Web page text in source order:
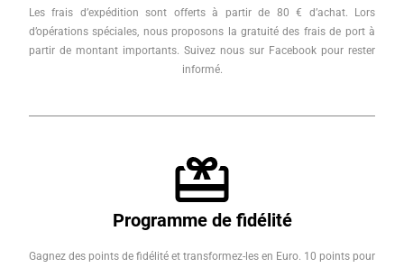
Les frais d’expédition sont offerts à partir de 80 € d’achat. Lors
d’opérations spéciales, nous proposons la gratuité des frais de port à
partir de montant importants. Suivez nous sur Facebook pour rester
informé.
Programme de fidélité
Gagnez des points de fidélité et transformez-les en Euro. 10 points pour